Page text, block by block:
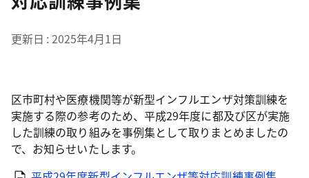
更新日 2025年4月1日
区市町村や医療機関等が新型インフルエンザ対策訓練を
実施する際の参考のため、平成29年度に都及び区が実施
した訓練の取り組みを事例集として取りまとめましたの
で、お知らせいたします。